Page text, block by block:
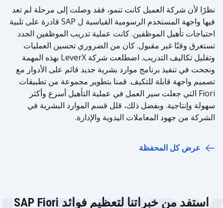
نظرًا لأن شركة العميل كانت تنمو، فقد وصلت إلى مرحلة لم تعد
فيها واجهة المستخدم الرسومية القياسية ل SAP قادرة على تلبية
احتياجات تأهيل الموظفين. كانت عملية تدريب الموظفين الجدد
تستغرق وقتًا غير مقبول. كان من الضروري تحسين العمليات
وتقليل تكاليف التدريب. اضطلعت شركة LeverX بهذه المهمة
ونجحت في تنفيذ برنامج موارد بشرية جديد قائم على الأدوار مع
تصميم واجهة قابلة للتكيف. قمنا بتطوير مجموعة من تطبيقات
Fiori التي جعلت سير العمل في عملية التأهيل أسرع وأكثر
سهولة وإنتاجية. وبفضل ذلك، قلل قسم الموارد البشرية في
الشركة من جهود المعاملات اليدوية والإدارة.
عرض كل المحفظة
استفد من خبراتنا لتعظيم فوائد SAP Fiori